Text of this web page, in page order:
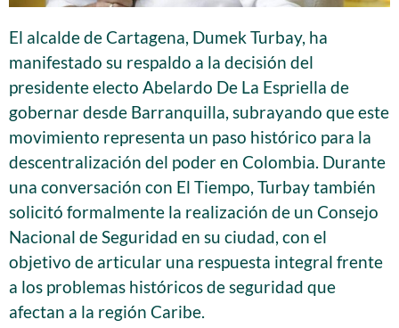
El alcalde de Cartagena, Dumek Turbay, ha
manifestado su respaldo a la decisión del
presidente electo Abelardo De La Espriella de
gobernar desde Barranquilla, subrayando que este
movimiento representa un paso histórico para la
descentralización del poder en Colombia. Durante
una conversación con El Tiempo, Turbay también
solicitó formalmente la realización de un Consejo
Nacional de Seguridad en su ciudad, con el
objetivo de articular una respuesta integral frente
a los problemas históricos de seguridad que
afectan a la región Caribe.